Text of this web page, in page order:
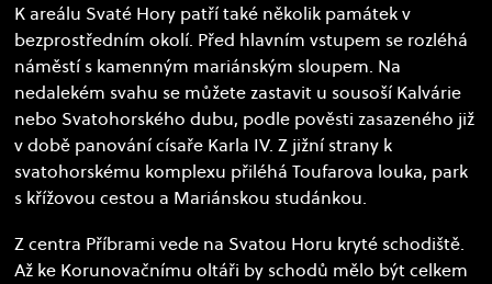
K areálu Svaté Hory patří také několik památek v
bezprostředním okolí. Před hlavním vstupem se rozléhá
náměstí s kamenným mariánským sloupem. Na
nedalekém svahu se můžete zastavit u sousoší Kalvárie
nebo Svatohorského dubu, podle pověsti zasazeného již
v době panování císaře Karla IV. Z jižní strany k
svatohorskému komplexu přiléhá Toufarova louka, park
s křížovou cestou a Mariánskou studánkou.
Z centra Příbrami vede na Svatou Horu kryté schodiště.
Až ke Korunovačnímu oltáři by schodů mělo být celkem